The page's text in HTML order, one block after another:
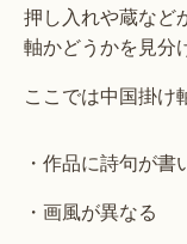
押し入れや蔵など
軸かどうかを見分
ここでは中国掛け
・作品に詩句が書
・画風が異なる